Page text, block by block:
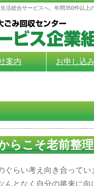
活総合サービスへ。年間350件以上
案内 お申し込
らこそ老前整
ぐらい考え向き合ってい
んとなく自分の将来に向